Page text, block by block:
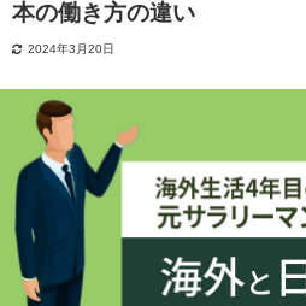
本の働き方の違い
2024年3月20日